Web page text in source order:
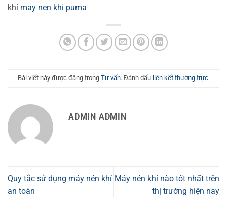
khí may nen khi puma
Bài viết này được đăng trong Tư vấn. Đánh dấu liên kết thường trực.
ADMIN ADMIN
Quy tắc sử dụng máy nén khí
an toàn
Máy nén khí nào tốt nhất trên
thị trường hiện nay